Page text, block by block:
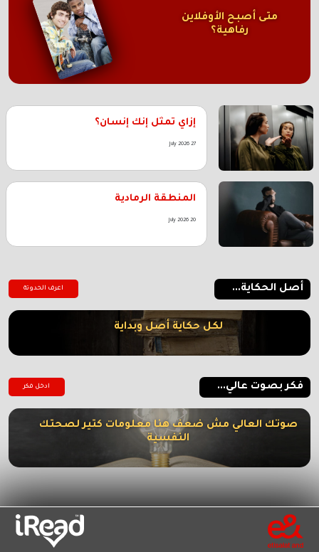
متى أصبح الأوفلاين
رفاهية؟
إزاي تمثل إنك إنسان؟
27 July 2026
المنطقة الرمادية
20 July 2026
أصل الحكاية... اعرف الحدوتة
لكل حكاية أصل وبداية
فكر بصوت عالي... ادخل فكر
صوتك العالي مش ضعف هنا معلومات كتير لصحتك
النفسية